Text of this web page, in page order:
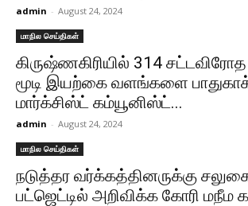
admin - August 24, 2024
மாநில செய்திகள்
கிருஷ்ணகிரியில் 314
மூடி இயற்கை வளங்களை
மார்க்சிஸ்ட் கம்யூனிஸ்ட்...
admin - August 24, 2024
மாநில செய்திகள்
நடுத்தர வர்க்கத்தினருக்கு
பட்ஜெட்டில் அறிவிக்க கோரி மநீம